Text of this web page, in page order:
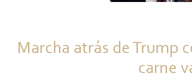
Marcha atrás de Trump
carne